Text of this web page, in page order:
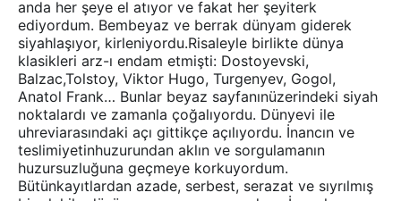
anda her şeye el atıyor ve fakat her şeyiterk
ediyordum. Bembeyaz ve berrak dünyam giderek
siyahlaşıyor, kirleniyordu.Risaleyle birlikte dünya
klasikleri arz-ı endam etmişti: Dostoyevski,
Balzac,Tolstoy, Viktor Hugo, Turgenyev, Gogol,
Anatol Frank… Bunlar beyaz sayfanınüzerindeki siyah
noktalardı ve zamanla çoğalıyordu. Dünyevi ile
uhreviarasındaki açı gittikçe açılıyordu. İnancın ve
teslimiyetinhuzurundan aklın ve sorgulamanın
huzursuzluğuna geçmeye korkuyordum.
Bütünkayıtlardan azade, serbest, serazat ve sıyrılmış